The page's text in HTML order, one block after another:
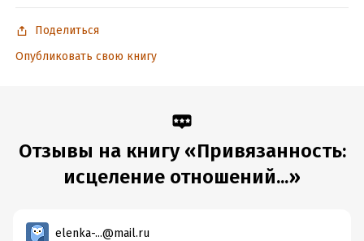
Подробная информация
Дата написания: 1 января 2024
2025
ISBN (EAN):9785171585877
Поделиться
Опубликовать свою книгу
Отзывы на книгу «Привязанность:
исцеление отношений...»
elenka-...@mail.ru